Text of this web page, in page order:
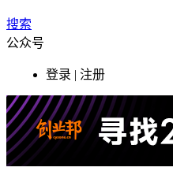
搜索
公众号
登录 | 注册